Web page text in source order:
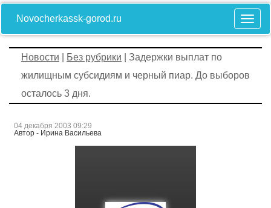
Novocherkassk-gorod.ru
Новости Без рубрики | Задержки выплат по
жилищным субсидиям и черный пиар. До выборов
осталось 3 дня.
04 декабря 2003 09:29
Автор - Ирина Васильева